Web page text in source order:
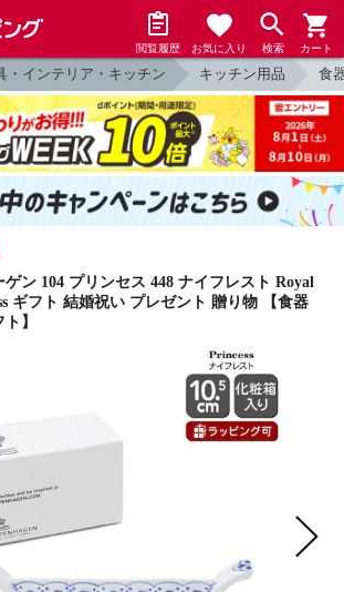
閲覧履歴 お気に入り 検索 カート
・インテリア・キッチン キッチン用品 食
ン 104 プリンセス 448 ナイフレスト Royal
ギフト 結婚祝い プレゼント 贈り物 【食器
】